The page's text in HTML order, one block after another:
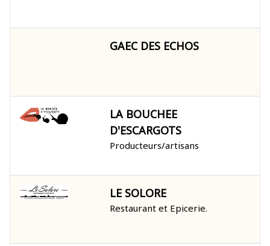
GAEC DES ECHOS
LA BOUCHEE
D'ESCARGOTS
Producteurs/artisans
LE SOLORE
Restaurant et Epicerie.